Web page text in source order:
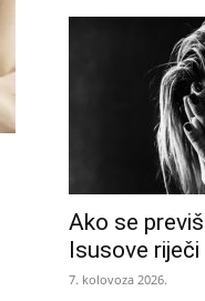
Ako se
Isusove riječi
7. kolovoza 2026.